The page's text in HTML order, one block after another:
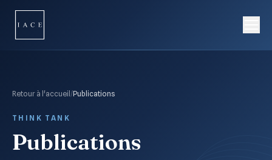
Retour à l'accueil /Publications
THINK TANK
Publications